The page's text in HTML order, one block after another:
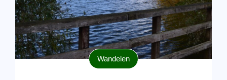
Wandelen